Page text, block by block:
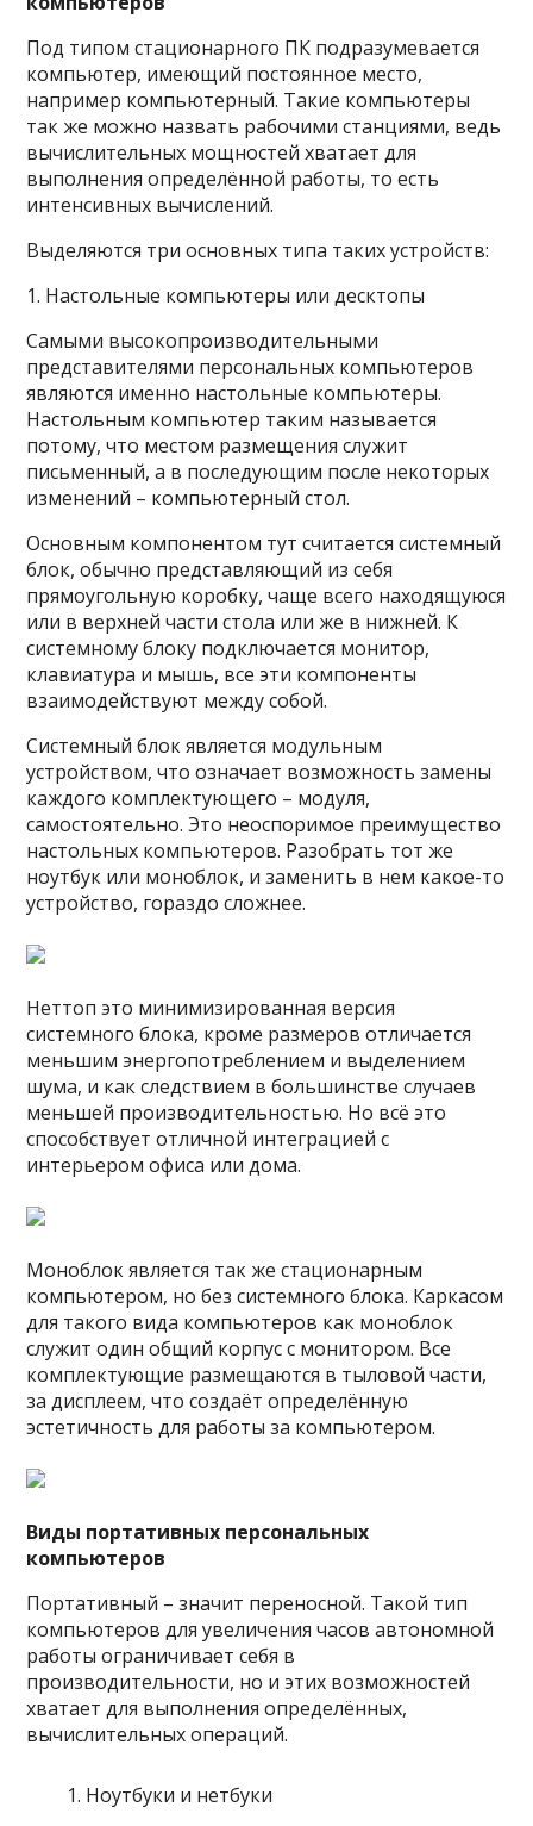
Под типом стационарного ПК подразумевается
компьютер, имеющий постоянное место,
например компьютерный. Такие компьютеры
так же можно назвать рабочими станциями, ведь
вычислительных мощностей хватает для
выполнения определённой работы, то есть
интенсивных вычислений.
Выделяются три основных типа таких устройств:
1. Настольные компьютеры или десктопы
Самыми высокопроизводительными
представителями персональных компьютеров
являются именно настольные компьютеры.
Настольным компьютер таким называется
потому, что местом размещения служит
письменный, а в последующим после некоторых
изменений – компьютерный стол.
Основным компонентом тут считается системный
блок, обычно представляющий из себя
прямоугольную коробку, чаще всего находящуюся
или в верхней части стола или же в нижней. К
системному блоку подключается монитор,
клавиатура и мышь, все эти компоненты
взаимодействуют между собой.
Системный блок является модульным
устройством, что означает возможность замены
каждого комплектующего – модуля,
самостоятельно. Это неоспоримое преимущество
настольных компьютеров. Разобрать тот же
ноутбук или моноблок, и заменить в нем какое-то
устройство, гораздо сложнее.
Неттоп это минимизированная версия
системного блока, кроме размеров отличается
меньшим энергопотреблением и выделением
шума, и как следствием в большинстве случаев
меньшей производительностью. Но всё это
способствует отличной интеграцией с
интерьером офиса или дома.
Моноблок является так же стационарным
компьютером, но без системного блока. Каркасом
для такого вида компьютеров как моноблок
служит один общий корпус с монитором. Все
комплектующие размещаются в тыловой части,
за дисплеем, что создаёт определённую
эстетичность для работы за компьютером.
Виды портативных персональных
компьютеров
Портативный – значит переносной. Такой тип
компьютеров для увеличения часов автономной
работы ограничивает себя в
производительности, но и этих возможностей
хватает для выполнения определённых,
вычислительных операций.
Ноутбуки и нетбуки